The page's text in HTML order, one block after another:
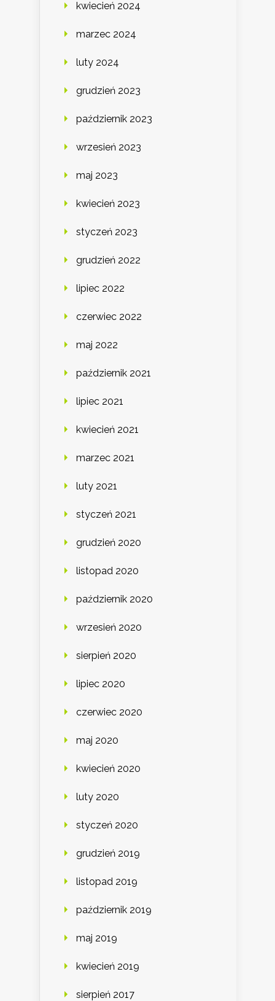
kwiecień 2024
marzec 2024
luty 2024
grudzień 2023
październik 2023
wrzesień 2023
maj 2023
kwiecień 2023
styczeń 2023
grudzień 2022
lipiec 2022
czerwiec 2022
maj 2022
październik 2021
lipiec 2021
kwiecień 2021
marzec 2021
luty 2021
styczeń 2021
grudzień 2020
listopad 2020
październik 2020
wrzesień 2020
sierpień 2020
lipiec 2020
czerwiec 2020
maj 2020
kwiecień 2020
luty 2020
styczeń 2020
grudzień 2019
listopad 2019
październik 2019
maj 2019
kwiecień 2019
sierpień 2017